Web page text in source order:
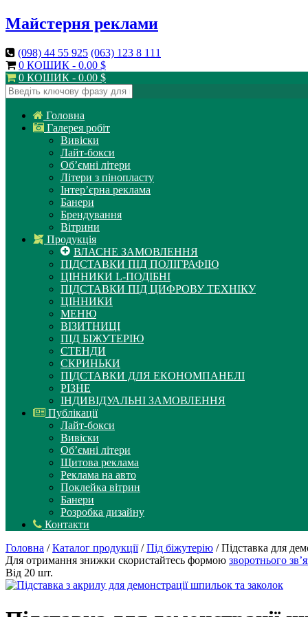
Майстерня реклами
(098) 44 55 925 (063) 123 8 111
0 КОШИК - 0.00 $
0 КОШИК - 0.00 $
Головна
Галерея робіт
Вивіски
Лайт-бокси
Об’ємні літери
Літери з пінопласту
Інтер’єрна реклама
Банери
Брендування
Вітрини
Продукція
ВЛАСНЕ ЗАМОВЛЕННЯ
ПІДСТАВКИ ПІД ПОЛІГРАФІЮ
ЦІННИКИ L-ПОДІБНІ
ПІДСТАВКИ ПІД ЦИФРОВУ ТЕХНІКУ
ЦІННИКИ
МЕНЮ
ВІЗИТНИЦІ
ПІД БІЖУТЕРІЮ
СТЕНДИ
СКРИНЬКИ
ПІДСТАВКИ ДЛЯ ЕКОНОМПАНЕЛІ
РІЗНЕ
ІНДИВІДУАЛЬНІ ЗАМОВЛЕННЯ
Публікації
Лайт-бокси
Вивіски
Об’ємні літери
Щитова реклама
Реклама на авто
Поклейка вітрин
Банери
Розробка дизайну
Контакти
Головна /Каталог продукції/Під біжутерію / Підставка для
Для отримання знижки скористайтесь формою зворотнього
Від 20 шт.